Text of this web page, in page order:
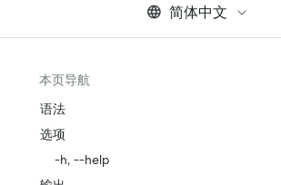
简体中文
本页导航
语法
选项
-h, --help